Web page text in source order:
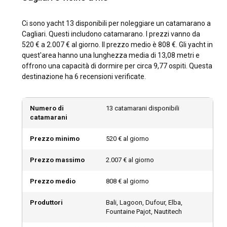
Poetto e il Parco Naturale Regionale Molentargius-Saline a
Marina, Cagliari offre innumerevoli attività all'aperto.
Quando navighi, approfitta delle acque cristalline per fare
snorkeling, immersioni o pesca.
Quali sono i migliori porti turistici e ancoraggi a
Cagliari?
Cagliari offre porti turistici di alta qualità come Marina di
Cagliari, nota per le sue eccellenti strutture e servizi. Per chi
preferisce un ambiente più tranquillo, gli ancoraggi intorno a
Dovrei noleggiare un catamarano a Cagliari con o
Se desideri avere un controllo completo sulla tua avventura
ideale. Tuttavia, se sei inesperto o semplicemente vuoi
Ci sono yacht 13 disponibili per noleggiare un catamarano a
Cagliari. Questi includono catamarano. I prezzi vanno da
520 € a 2.007 € al giorno. Il prezzo medio è 808 €. Gli yacht in
quest'area hanno una lunghezza media di 13,08 metri e
offrono una capacità di dormire per circa 9,77 ospiti. Questa
destinazione ha 6 recensioni verificate.
Numero di
catamarani
13 catamarani disponibili
Prezzo minimo 520 € al giorno
Prezzo massimo 2.007 € al giorno
Prezzo medio 808 € al giorno
Produttori
Bali, Lagoon, Dufour, Elba,
Fountaine Pajot, Nautitech